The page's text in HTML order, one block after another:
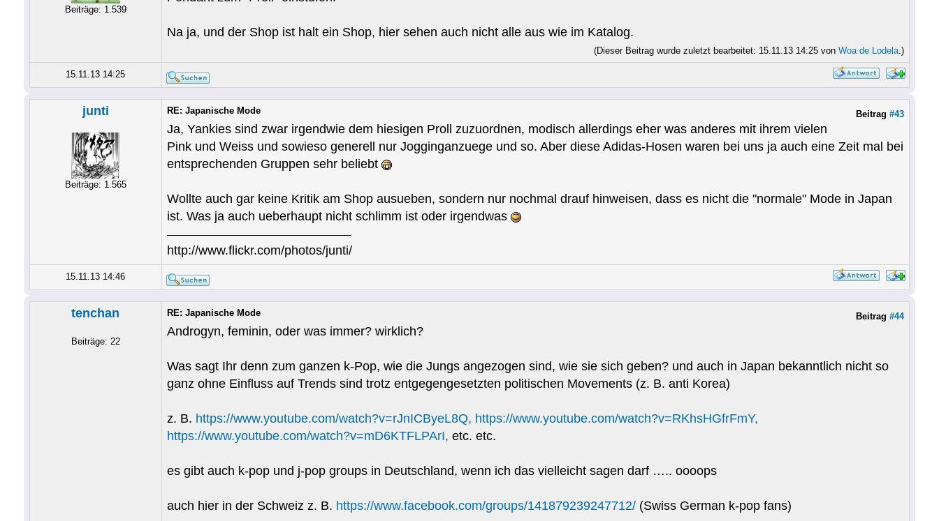
Beiträge: 1.539
Na ja, und der Shop ist halt ein Shop, hier sehen auch nicht alle aus wie im Katalog.
(Dieser Beitrag wurde zuletzt bearbeitet: 15.11.13 14:25 von Woa de Lodela.)
15.11.13 14:25
junti
Beiträge: 1.565
Beitrag #43
RE: Japanische Mode
Ja, Yankies sind zwar irgendwie dem hiesigen Proll zuzuordnen, modisch allerdings eher was anderes mit ihrem vielen
Pink und Weiss und sowieso generell nur Jogginganzuege und so. Aber diese Adidas-Hosen waren bei uns ja auch eine Zeit mal bei
entsprechenden Gruppen sehr beliebt
Wollte auch gar keine Kritik am Shop ausueben, sondern nur nochmal drauf hinweisen, dass es nicht die "normale" Mode in Japan
ist. Was ja auch ueberhaupt nicht schlimm ist oder irgendwas
http://www.flickr.com/photos/junti/
15.11.13 14:46
tenchan
Beiträge: 22
Beitrag #44
RE: Japanische Mode
Androgyn, feminin, oder was immer? wirklich?
Was sagt Ihr denn zum ganzen k-Pop, wie die Jungs angezogen sind, wie sie sich geben? und auch in Japan bekanntlich nicht so
ganz ohne Einfluss auf Trends sind trotz entgegengesetzten politischen Movements (z. B. anti Korea)
z. B. https://www.youtube.com/watch?v=rJnICByeL8Q, https://www.youtube.com/watch?v=RKhsHGfrFmY,
https://www.youtube.com/watch?v=mD6KTFLPArI, etc. etc.
es gibt auch k-pop und j-pop groups in Deutschland, wenn ich das vielleicht sagen darf ….. oooops
auch hier in der Schweiz z. B. https://www.facebook.com/groups/141879239247712/(Swiss German k-pop fans)